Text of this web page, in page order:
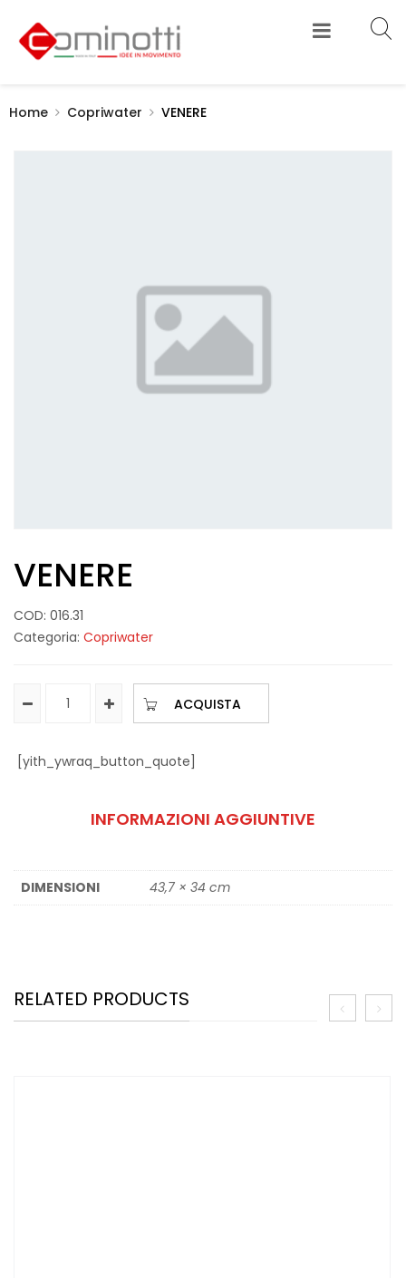
Home Copriwater VENERE
VENERE
COD: 016.31
Categoria: Copriwater
ACQUISTA
[yith_ywraq_button_quote]
INFORMAZIONI AGGIUNTIVE
DIMENSIONI 43,7 × 34 cm
RELATED PRODUCTS